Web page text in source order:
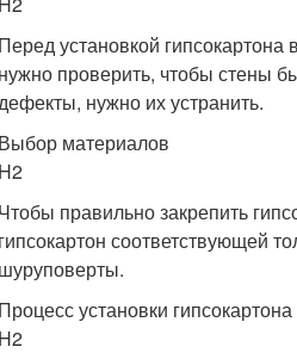
Перед установкой гипсокартона
нужно проверить, чтобы стены
нужно их устранить.
Выбор материалов
H2
Чтобы правильно закрепить
гипсокартон соответствующей
шуруповерты.
Процесс установки гипсокартона
H2